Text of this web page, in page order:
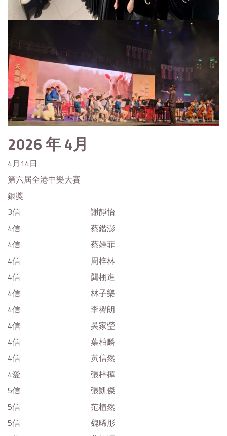
2026年 4月
4月14日
第六屆全港中樂大賽
銀獎
3信
謝靜怡
4信
蔡鍇澎
4信
蔡婷菲
4信
周梓林
4信
龔栩進
4信
林子樂
4信
李譽朗
4信
吳家瑩
4信
葉柏麟
4信
黃信然
4愛
張梓樺
5信
張凱傑
5信
范植然
5信
魏晞彤